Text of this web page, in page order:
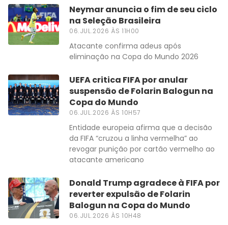
Neymar anuncia o fim de seu ciclo
na Seleção Brasileira
06.JUL.2026 ÀS 11H00
Atacante confirma adeus após
eliminação na Copa do Mundo 2026
UEFA critica FIFA por anular
suspensão de Folarin Balogun na
Copa do Mundo
06.JUL.2026 ÀS 10H57
Entidade europeia afirma que a decisão
da FIFA “cruzou a linha vermelha” ao
revogar punição por cartão vermelho ao
atacante americano
Donald Trump agradece à FIFA por
reverter expulsão de Folarin
Balogun na Copa do Mundo
06.JUL.2026 ÀS 10H48